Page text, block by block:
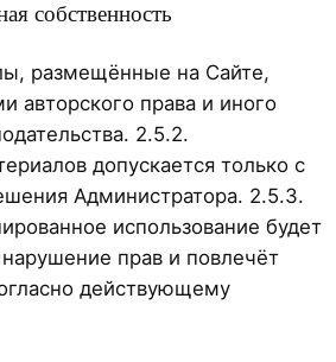
собственность
размещённые на Сайте,
авторского права и иного
2.5.2.
допускается только с
Администратора. 2.5.3.
использование будет
нарушение прав и повлечёт
действующему